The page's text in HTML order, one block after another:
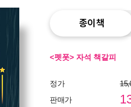
종이책
<펫폿> 자석 책갈피
정가
판매가